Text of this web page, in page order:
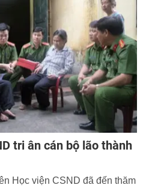
tri ân cán bộ lão thành
Học viện CSND đã đến thăm